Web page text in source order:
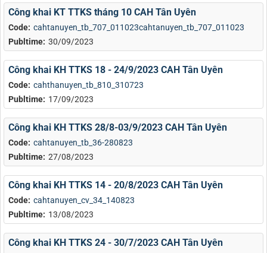
Code: cahtanuyen_tb_707_011023cahtanuyen_tb_707_011023
Publtime: 30/09/2023
Công khai KT TTKS tháng 10 CAH Tân Uyên
Code: cahthanuyen_tb_810_310723
Publtime: 17/09/2023
Công khai KH TTKS 18 - 24/9/2023 CAH Tân Uyên
Code: cahtanuyen_tb_36-280823
Publtime: 27/08/2023
Công khai KH TTKS 28/8-03/9/2023 CAH Tân Uyên
Code: cahtanuyen_cv_34_140823
Publtime: 13/08/2023
Công khai KH TTKS 14 - 20/8/2023 CAH Tân Uyên
Công khai KH TTKS 24 - 30/7/2023 CAH Tân Uyên